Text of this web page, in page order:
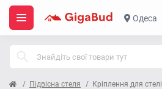
Одеса
Підвісна стеля Кріплення для стелі